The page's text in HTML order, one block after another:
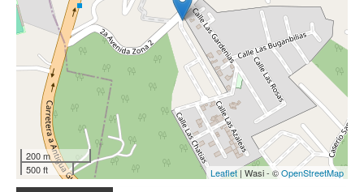
200 m
500 ft
Leaflet| Wasi - ©OpenStreetMap